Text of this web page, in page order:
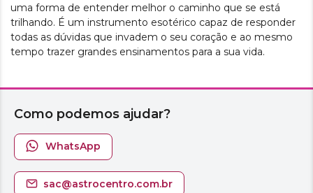
uma forma de entender melhor o caminho que se está
trilhando. É um instrumento esotérico capaz de responder
todas as dúvidas que invadem o seu coração e ao mesmo
tempo trazer grandes ensinamentos para a sua vida.